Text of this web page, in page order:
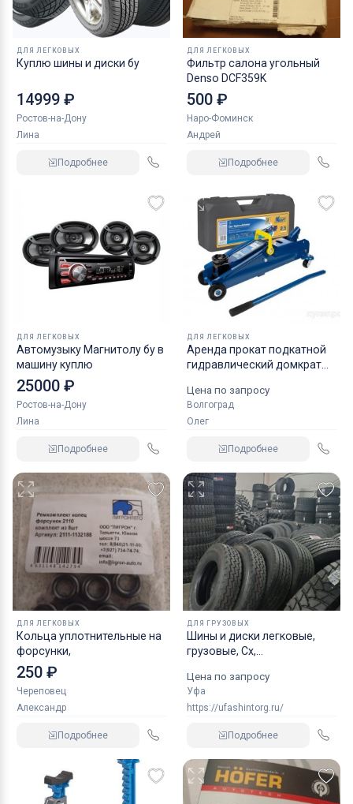
ДЛЯ ЛЕГКОВЫХ
Куплю шины и диски бу
14999 ₽
Ростов-на-Дону
Лина
Подробнее
ДЛЯ ЛЕГКОВЫХ
Фильтр салона угольный
Denso DCF359K
500 ₽
Наро-Фоминск
Андрей
Подробнее
ДЛЯ ЛЕГКОВЫХ
Автомузыку Магнитолу бу в
машину куплю
25000 ₽
Ростов-на-Дону
Лина
Подробнее
ДЛЯ ЛЕГКОВЫХ
Аренда прокат подкатной
гидравлический домкрат
Цена по запросу
Волгоград
Олег
Подробнее
ДЛЯ ЛЕГКОВЫХ
Кольца уплотнительные на
форсунки,
250 ₽
Череповец
Александр
Подробнее
ДЛЯ ГРУЗОВЫХ
Шины и диски легковые,
грузовые, Сх,
Цена по запросу
Уфа
https://ufashintorg.ru/
Подробнее